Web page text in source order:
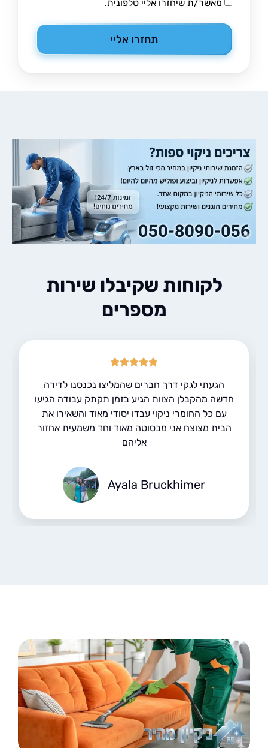
מאשר/ת שיחזרו אליי טלפונית.
תחזרו אליי
לקוחות שקיבלו שירות
מספרים
הגעתי לגקי דרך חברים שהמליצו נכנסנו לדירה
חדשה מהקבלן הצוות הגיע בזמן תקתק עבודה הגיעו
עם כל החומרי ניקוי עבדו יסודי מאוד והשאירו את
הבית מצוצח אני מבסוטה מאוד וחד משמעית אחזור
Ayala Bruckhimer